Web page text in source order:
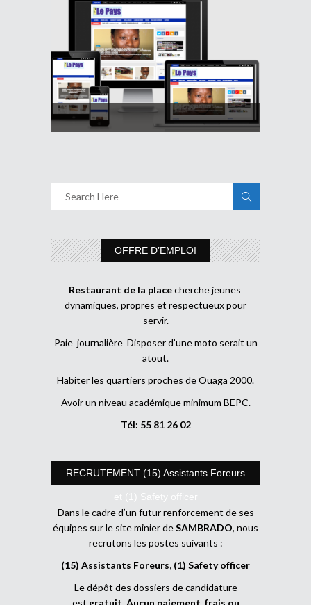
OFFRE D’EMPLOI
Restaurant de la placecherche jeunes
dynamiques, propres et respectueux pour
servir.
Paie journalière Disposer d’une moto serait un
atout.
Habiter les quartiers proches de Ouaga 2000.
Avoir un niveau académique minimum BEPC.
Tél: 55 81 26 02
RECRUTEMENT (15) Assistants Foreurs
et (1) Safety officer
Dans le cadre d’un futur renforcement de ses
équipes sur le site minier deSAMBRADO, nous
recrutons les postes suivants :
(15) Assistants Foreurs, (1) Safety officer
Le dépôt des dossiers de candidature
est gratuit Aucun paiement, frais ou